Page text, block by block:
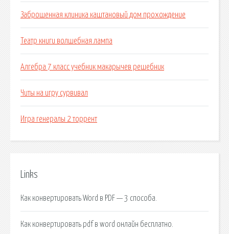
Заброшенная клиника каштановый дом прохождение
Театр книги волшебная лампа
Алгебра 7 класс учебник макарычев решебник
Читы на игру сурвивал
Игра генералы 2 торрент
Links
Как конвертировать Word в PDF — 3 способа.
Как конвертировать pdf в word онлайн бесплатно.